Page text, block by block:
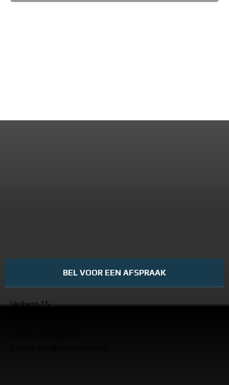
BEL VOOR EEN AFSPRAAK
Heiberg 15